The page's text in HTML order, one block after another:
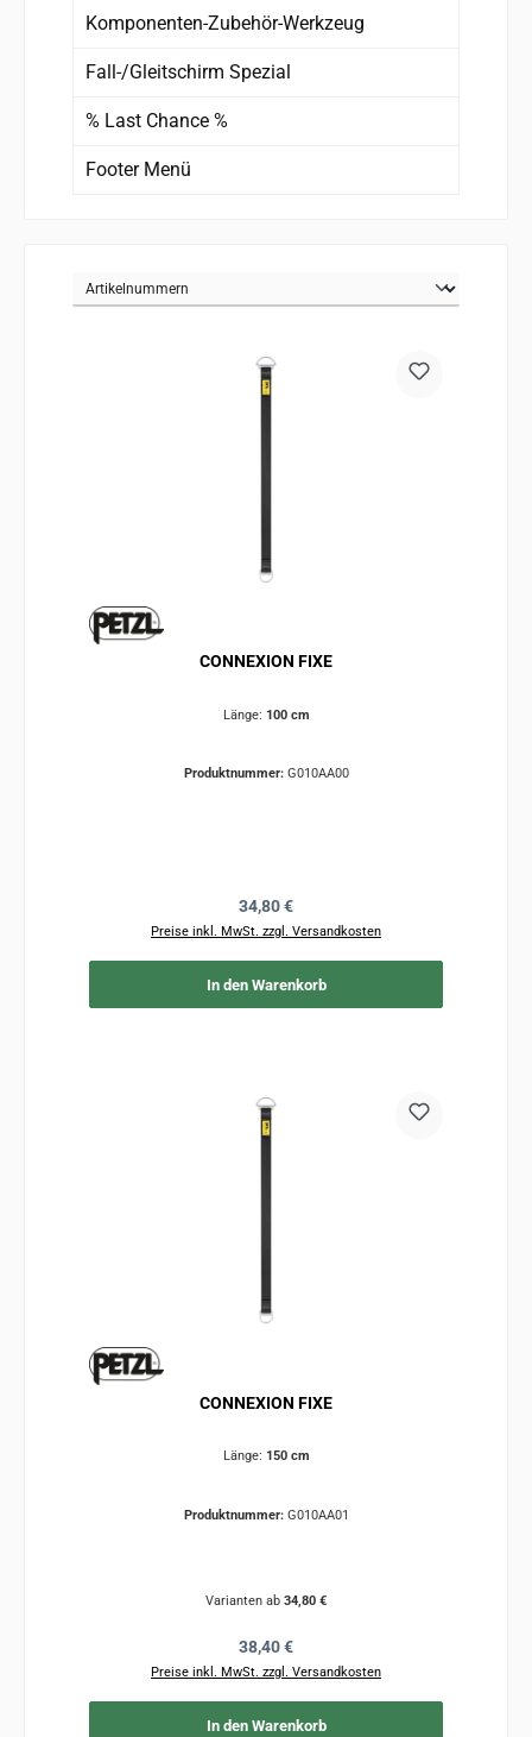
Komponenten-Zubehör-Werkzeug
Fall-/Gleitschirm Spezial
% Last Chance %
Footer Menü
CONNEXION FIXE
Länge: 100 cm
Produktnummer: G010AA00
Regulärer Preis:
34,80 €
Preise inkl. MwSt. zzgl. Versandkosten
In den Warenkorb
CONNEXION FIXE
Länge: 150 cm
Produktnummer: G010AA01
Varianten ab 34,80 €
Regulärer Preis:
38,40 €
Preise inkl. MwSt. zzgl. Versandkosten
In den Warenkorb